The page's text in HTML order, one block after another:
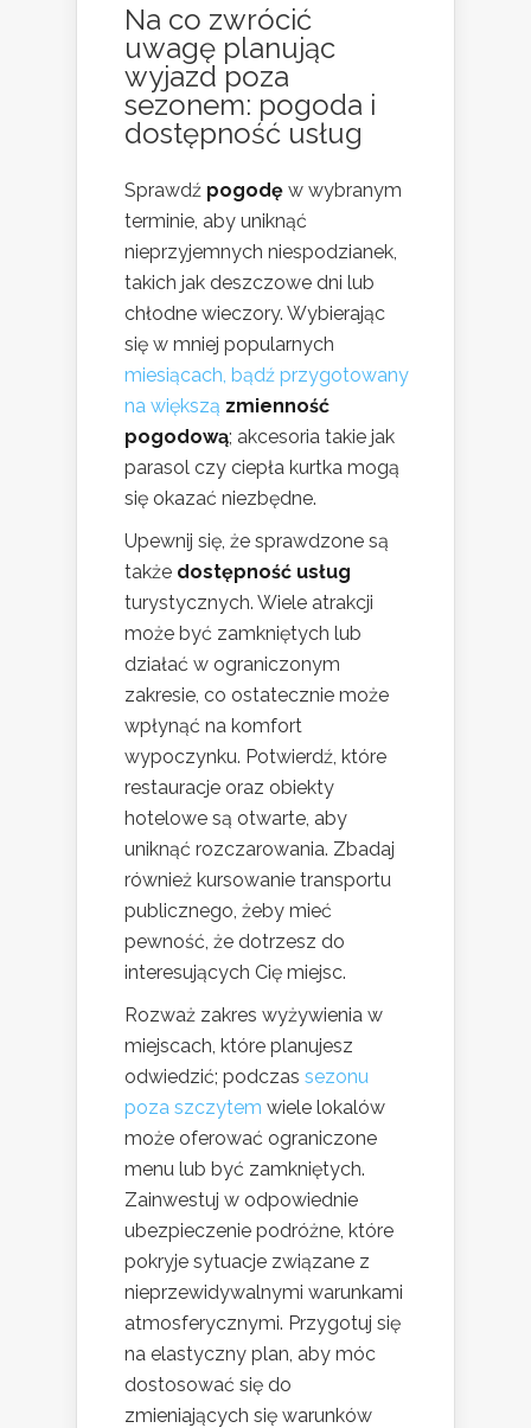
Na co zwrócić
uwagę planując
wyjazd poza
sezonem: pogoda i
dostępność usług
Sprawdź pogodę w wybranym
terminie, aby uniknąć
nieprzyjemnych niespodzianek,
takich jak deszczowe dni lub
chłodne wieczory. Wybierając
się w mniej popularnych
miesiącach, bądź przygotowany
na większą zmienność
pogodową; akcesoria takie jak
parasol czy ciepła kurtka mogą
się okazać niezbędne.
Upewnij się, że sprawdzone są
także dostępność usług
turystycznych. Wiele atrakcji
może być zamkniętych lub
działać w ograniczonym
zakresie, co ostatecznie może
wpłynąć na komfort
wypoczynku. Potwierdź, które
restauracje oraz obiekty
hotelowe są otwarte, aby
uniknąć rozczarowania. Zbadaj
również kursowanie transportu
publicznego, żeby mieć
pewność, że dotrzesz do
interesujących Cię miejsc.
Rozważ zakres wyżywienia w
miejscach, które planujesz
odwiedzić; podczas sezonu
poza szczytem wiele lokalów
może oferować ograniczone
menu lub być zamkniętych.
Zainwestuj w odpowiednie
ubezpieczenie podróżne, które
pokryje sytuacje związane z
nieprzewidywalnymi warunkami
atmosferycznymi. Przygotuj się
na elastyczny plan, aby móc
dostosować się do
zmieniających się warunków